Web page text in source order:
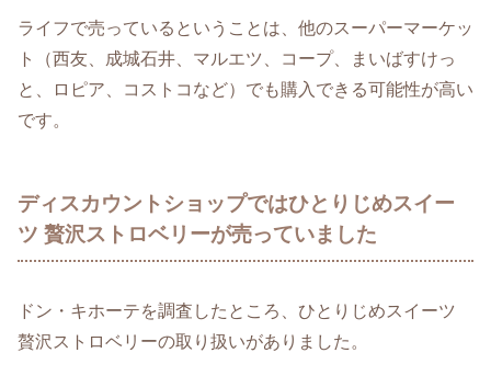
ライフで売っているということは、他のスーパーマーケッ
ト（西友、成城石井、マルエツ、コープ、まいばすけっ
と、ロピア、コストコなど）でも購入できる可能性が高い
です。
ディスカウントショップではひとりじめスイー
ツ 贅沢ストロベリーが売っていました
ドン・キホーテを調査したところ、ひとりじめスイーツ
贅沢ストロベリーの取り扱いがありました。